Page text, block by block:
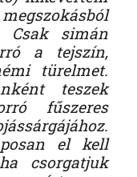
Csak simán
a tejszín,
türelmet.
teszek
fűszeres
el kell
csorgatjuk